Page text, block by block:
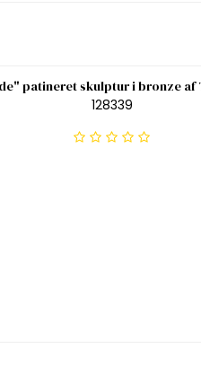
patineret skulptur i bronze af
128339